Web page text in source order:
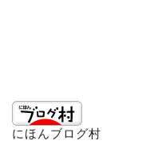
にほんブログ村